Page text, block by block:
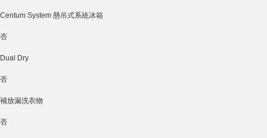
Centum System 懸吊式系統冰箱
否
Dual Dry
否
補放漏洗衣物
否